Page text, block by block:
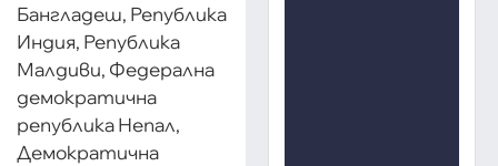
Бангладеш, Република
Индия, Република
Малдиви, Федерална
демократична
република Непал,
Демократична